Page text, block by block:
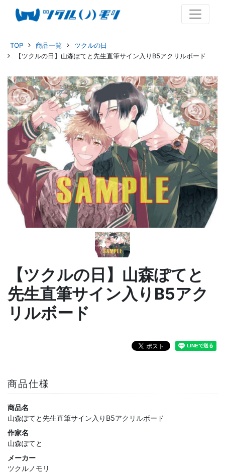
TOP 商品一覧
ツクルの日
【ツクルの日】山森ぽてと先生直筆サイン入りB5アクリルボード
【ツクルの日】山森ぽてと
先生直筆サイン入りB5アク
リルボード
商品仕様
商品名
山森ぽてと先生直筆サイン入りB5アクリルボード
作家名
山森ぽてと
メーカー
ツクルノモリ